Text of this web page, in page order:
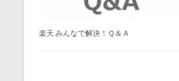
楽天 みんなで解決！Ｑ＆Ａ